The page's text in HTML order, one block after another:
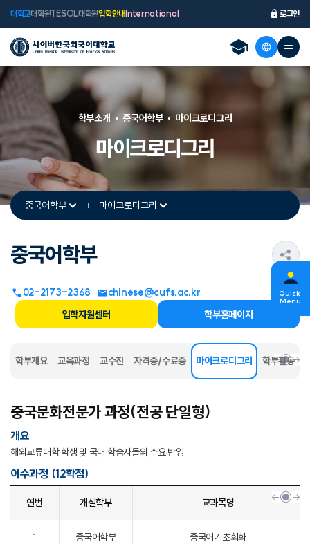
대학교대학원TESOL대학원입학안내 International 로그인
마이크로디그리
학부소개 중국어학부 마이크로디그리
중국어학부 마이크로디그리
중국어학부
02-2173-2368
chinese@cufs.ac.kr
입학지원센터
학부홈페이지
학부개요 교육과정 교수진 자격증/수료증 마이크로디그리
선택됨 학부활동
중국문화전문가 과정(전공 단일형)
개요
해외교류대학 학생 및 국내 학습자들의 수요 반영
이수과정 (12학점)
연번 개설학부 교과목명
1 중국어학부 중국어기초회화
Quick
Menu